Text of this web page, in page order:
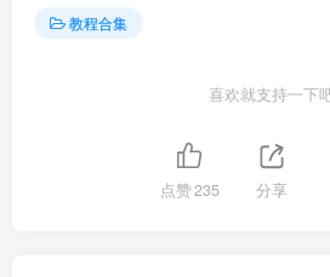
教程合集
喜欢就支持一下
点赞235 分享